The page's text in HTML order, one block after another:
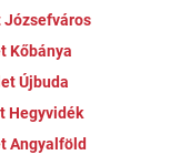
Józsefváros
Kőbánya
Újbuda
Hegyvidék
Angyalföld